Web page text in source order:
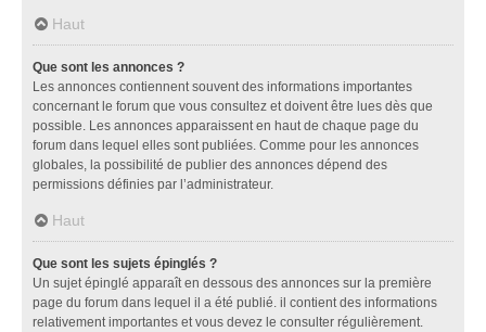
Haut
Que sont les annonces ?
Les annonces contiennent souvent des informations importantes
concernant le forum que vous consultez et doivent être lues dès que
possible. Les annonces apparaissent en haut de chaque page du
forum dans lequel elles sont publiées. Comme pour les annonces
globales, la possibilité de publier des annonces dépend des
permissions définies par l’administrateur.
Haut
Que sont les sujets épinglés ?
Un sujet épinglé apparaît en dessous des annonces sur la première
page du forum dans lequel il a été publié. il contient des informations
relativement importantes et vous devez le consulter régulièrement.